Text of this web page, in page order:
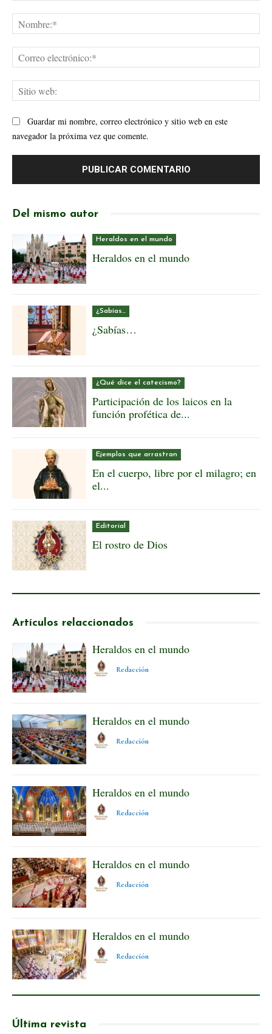
Guardar mi nombre, correo electrónico y sitio web en este
navegador la próxima vez que comente.
Del mismo autor
Heraldos en el mundo
Heraldos en el mundo
¿Sabías...
¿Sabías…
¿Qué dice el catecismo?
Participación de los laicos en la
función profética de...
Ejemplos que arrastran
En el cuerpo, libre por el milagro; en
el...
Editorial
El rostro de Dios
Artículos relaccionados
Heraldos en el mundo
Redacción
Heraldos en el mundo
Redacción
Heraldos en el mundo
Redacción
Heraldos en el mundo
Redacción
Heraldos en el mundo
Redacción
Última revista